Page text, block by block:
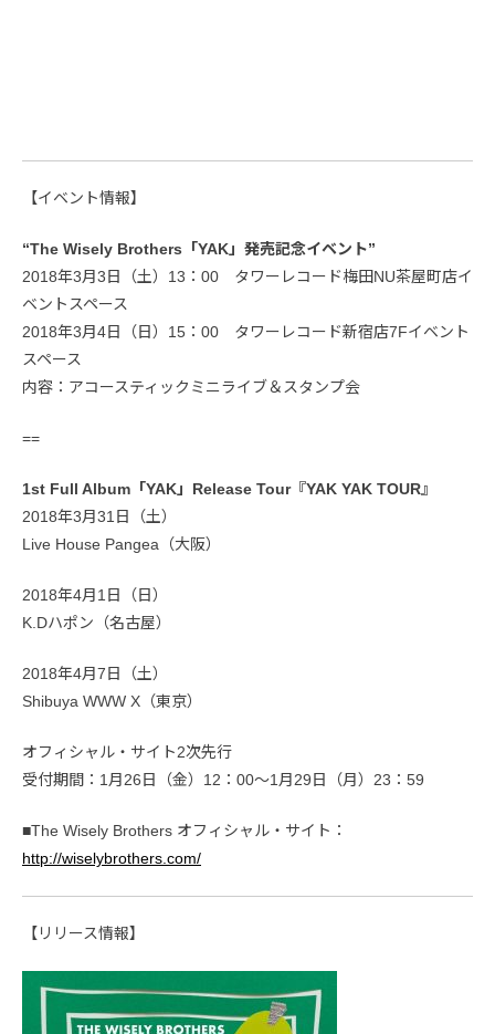
【イベント情報】
“The Wisely Brothers「YAK」発売記念イベント”
2018年3月3日（土）13：00 タワーレコード梅田NU茶屋町店イ
ベントスペース
2018年3月4日（日）15：00 タワーレコード新宿店7Fイベント
スペース
内容：アコースティックミニライブ＆スタンプ会
==
1st Full Album「YAK」Release Tour『YAK YAK TOUR』
2018年3月31日（土）
Live House Pangea（大阪）
2018年4月1日（日）
K.Dハポン（名古屋）
2018年4月7日（土）
Shibuya WWW X（東京）
オフィシャル・サイト2次先行
受付期間：1月26日（金）12：00〜1月29日（月）23：59
■The Wisely Brothers オフィシャル・サイト：
http://wiselybrothers.com/
【リリース情報】